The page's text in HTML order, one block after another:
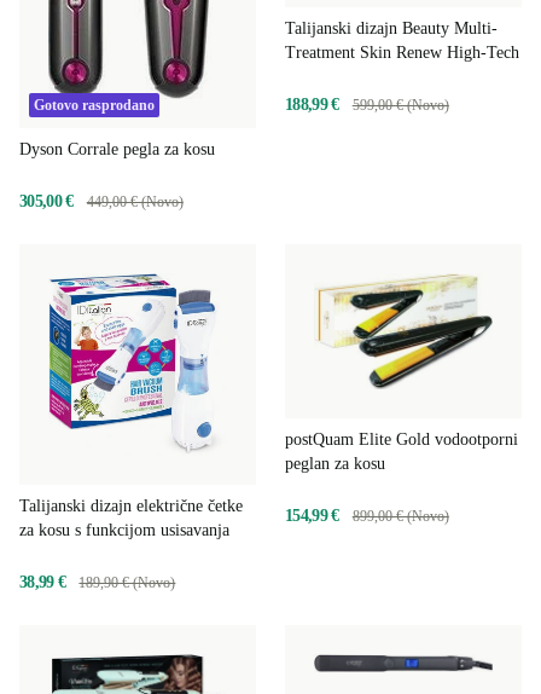
Gotovo rasprodano
Dyson Corrale pegla za kosu
305,00 € 449,00 € (Novo)
Talijanski dizajn Beauty Multi-
Treatment Skin Renew High-Tech
188,99 € 599,00 € (Novo)
Talijanski dizajn električne četke
za kosu s funkcijom usisavanja
38,99 € 189,90 € (Novo)
postQuam Elite Gold vodootporni
peglan za kosu
154,99 € 899,00 € (Novo)